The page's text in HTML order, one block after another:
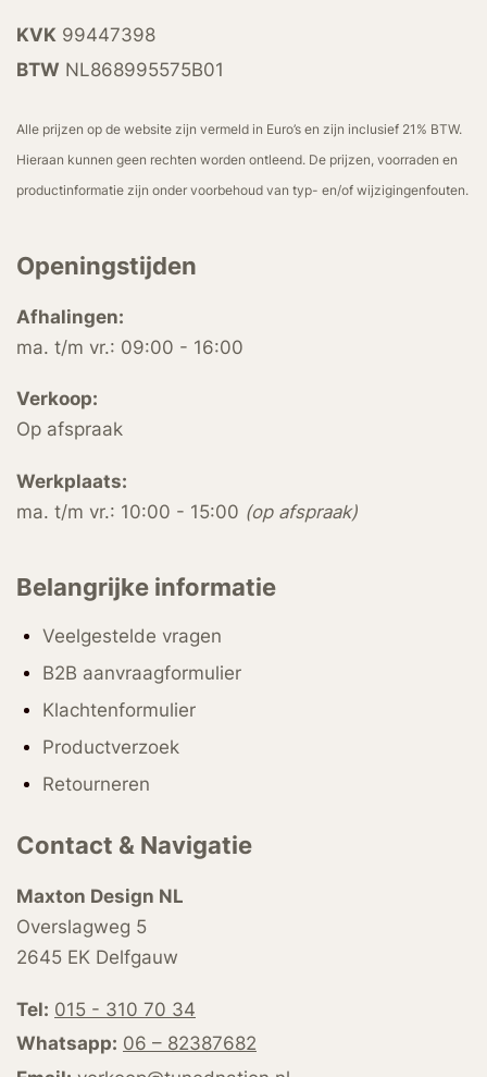
KVK 99447398
BTW NL868995575B01
Alle prijzen op de website zijn vermeld in Euro’s en zijn inclusief 21% BTW.
Hieraan kunnen geen rechten worden ontleend. De prijzen, voorraden en
productinformatie zijn onder voorbehoud van typ- en/of wijzigingenfouten.
Openingstijden
Afhalingen:
ma. t/m vr.: 09:00 - 16:00
Verkoop:
Op afspraak
Werkplaats:
ma. t/m vr.: 10:00 - 15:00 (op afspraak)
Belangrijke informatie
Veelgestelde vragen
B2B aanvraagformulier
Klachtenformulier
Productverzoek
Retourneren
Contact & Navigatie
Maxton Design NL
Overslagweg 5
2645 EK Delfgauw
Tel: 015 - 310 70 34
Whatsapp: 06 – 82387682